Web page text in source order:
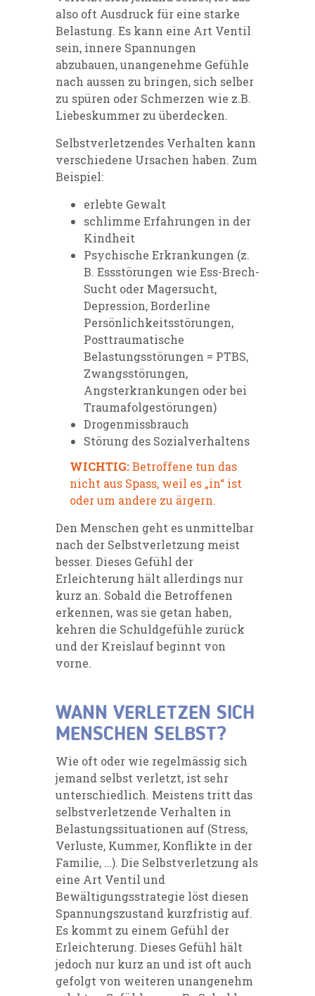
also oft Ausdruck für eine starke
Belastung. Es kann eine Art Ventil
sein, innere Spannungen
abzubauen, unangenehme Gefühle
nach aussen zu bringen, sich selber
zu spüren oder Schmerzen wie z.B.
Liebeskummer zu überdecken.
Selbstverletzendes Verhalten kann
verschiedene Ursachen haben. Zum
Beispiel:
erlebte Gewalt
schlimme Erfahrungen in der
Kindheit
Psychische Erkrankungen (z.
B. Essstörungen wie Ess-Brech-
Sucht oder Magersucht,
Depression, Borderline
Persönlichkeitsstörungen,
Posttraumatische
Belastungsstörungen = PTBS,
Zwangsstörungen,
Angsterkrankungen oder bei
Traumafolgestörungen)
Drogenmissbrauch
Störung des Sozialverhaltens
WICHTIG:Betroffene tun das
nicht aus Spass, weil es „in“ ist
oder um andere zu ärgern.
Den Menschen geht es unmittelbar
nach der Selbstverletzung meist
besser. Dieses Gefühl der
Erleichterung hält allerdings nur
kurz an. Sobald die Betroffenen
erkennen, was sie getan haben,
kehren die Schuldgefühle zurück
und der Kreislauf beginnt von
vorne.
WANN VERLETZEN SICH
MENSCHEN SELBST?
Wie oft oder wie regelmässig sich
jemand selbst verletzt, ist sehr
unterschiedlich. Meistens tritt das
selbstverletzende Verhalten in
Belastungssituationen auf (Stress,
Verluste, Kummer, Konflikte in der
Familie, …). Die Selbstverletzung als
eine Art Ventil und
Bewältigungsstrategie löst diesen
Spannungszustand kurzfristig auf.
Es kommt zu einem Gefühl der
Erleichterung. Dieses Gefühl hält
jedoch nur kurz an und ist oft auch
gefolgt von weiteren unangenehm